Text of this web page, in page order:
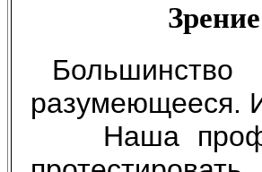
разумеющееся.
Наша